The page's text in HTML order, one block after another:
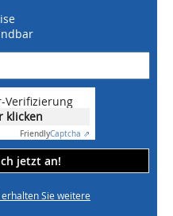
Verifizierung
klicken
FriendlyCaptcha ⇗
jetzt an!
Sie weitere